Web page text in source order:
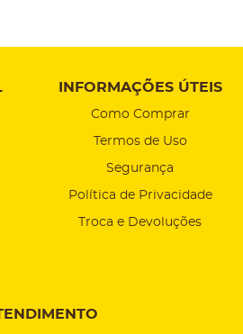
INFORMAÇÕES ÚTEIS
Como Comprar
Termos de Uso
Segurança
Política de Privacidade
Troca e Devoluções